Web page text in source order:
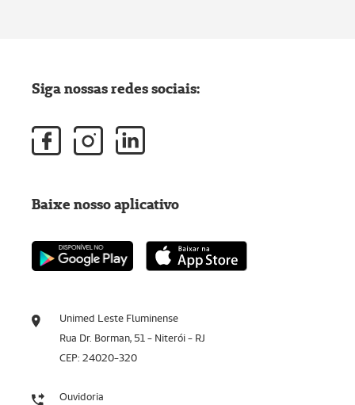
Unimed Leste Fluminense
Rua Dr. Borman, 51 - Niterói - RJ
CEP: 24020-320
Ouvidoria
Siga nossas redes sociais:
Baixe nosso aplicativo